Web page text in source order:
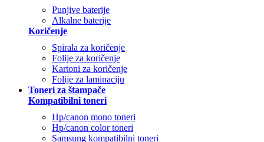
Punjive baterije
Alkalne baterije
Koričenje
Spirala za koričenje
Folije za koričenje
Kartoni za koričenje
Folije za laminaciju
Toneri za štampače
Kompatibilni toneri
Hp/canon mono toneri
Hp/canon color toneri
Samsung kompatibilni toneri